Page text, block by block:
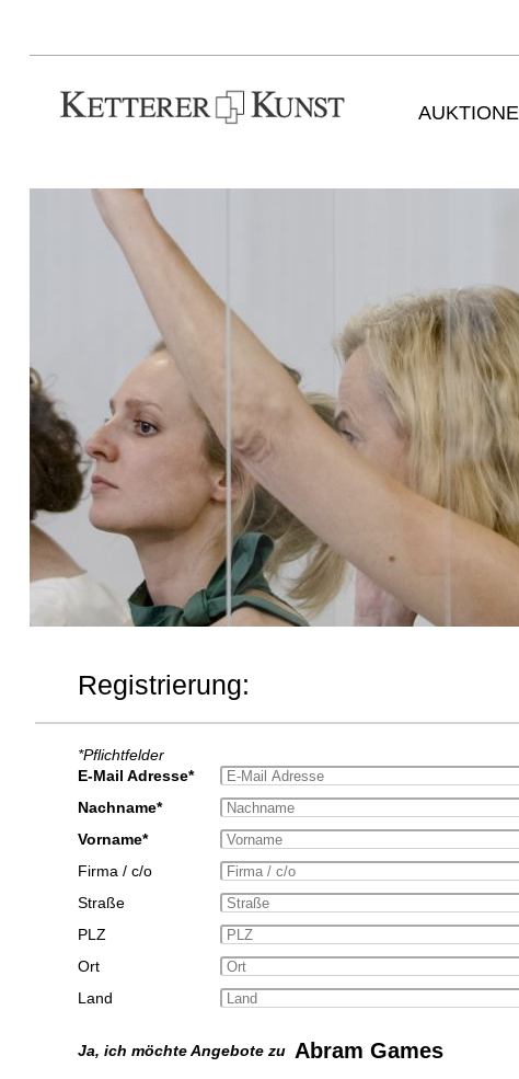
Registrierung:
*Pflichtfelder
E-Mail Adresse*
Nachname*
Vorname*
Firma / c/o
Straße
PLZ
Ort
Land
Ja, ich möchte Angebote zu Abram Games